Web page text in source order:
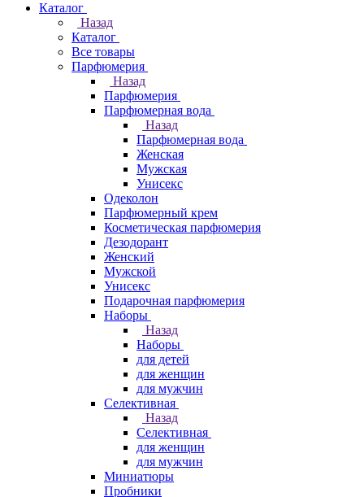
Каталог
Назад
Каталог
Все товары
Парфюмерия
Назад
Парфюмерия
Парфюмерная вода
Назад
Парфюмерная вода
Женская
Мужская
Унисекс
Одеколон
Парфюмерный крем
Косметическая парфюмерия
Дезодорант
Женский
Мужской
Унисекс
Подарочная парфюмерия
Наборы
Назад
Наборы
для детей
для женщин
для мужчин
Селективная
Назад
Селективная
для женщин
для мужчин
Миниатюры
Пробники